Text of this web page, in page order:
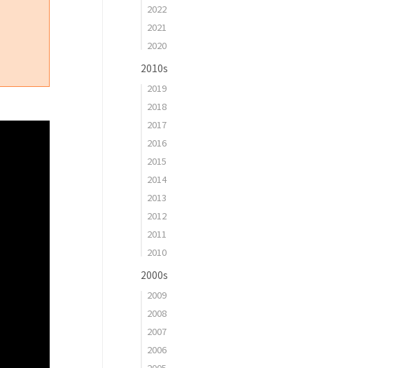
2022
2021
2020
2010s
2019
2018
2017
2016
2015
2014
2013
2012
2011
2010
2000s
2009
2008
2007
2006